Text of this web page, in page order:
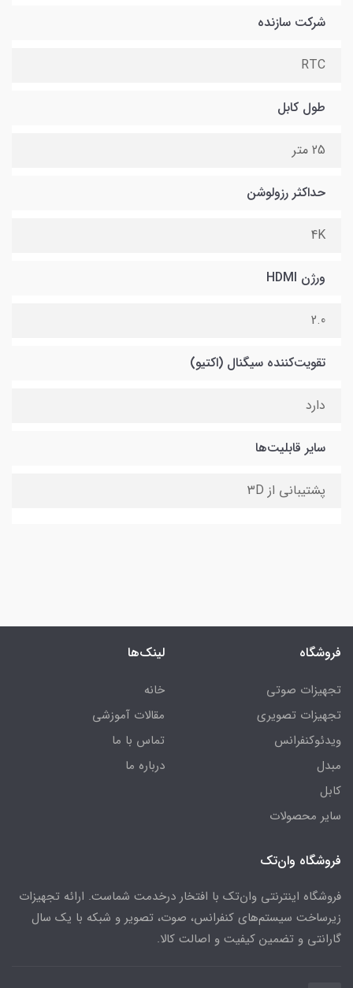
شرکت سازنده
RTC
طول کابل
25 متر
حداکثر رزولوشن
4K
ورژن HDMI
2.0
تقویت‌کننده سیگنال (اکتیو)
دارد
سایر قابلیت‌ها
پشتیبانی از 3D
فروشگاه
تجهیزات صوتی
تجهیزات تصویری
ویدئوکنفرانس
مبدل
کابل
سایر محصولات
لینک‌ها
خانه
مقالات آموزشی
تماس با ما
درباره ما
فروشگاه وان‌تک
فروشگاه اینترنتی وان‌تک با افتخار درخدمت شماست. ارائه تجهیزات
زیرساخت سیستم‌های کنفرانس، صوت، تصویر و شبکه با یک سال
گارانتی و تضمین کیفیت و اصالت کالا.